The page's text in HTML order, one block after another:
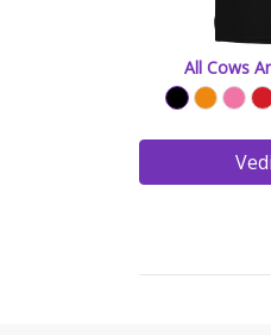
All Cows